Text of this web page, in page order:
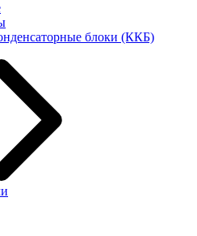
блоки (ККБ)